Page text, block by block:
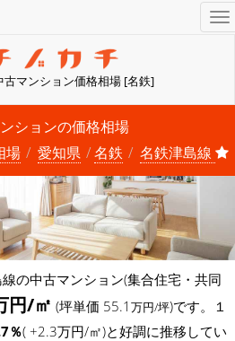
古マンション価格相場 [名鉄]
ションの価格相場
場
愛知県 名鉄 名鉄津島線
の中古マンション(集合住宅・共同
円/㎡ (坪単価 55.1 万円/坪)です。１
％( +2.3万円/㎡)と好調に推移してい